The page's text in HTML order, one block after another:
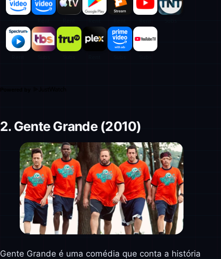
2. Gente Grande (2010)
Gente Grande é uma comédia que conta a história